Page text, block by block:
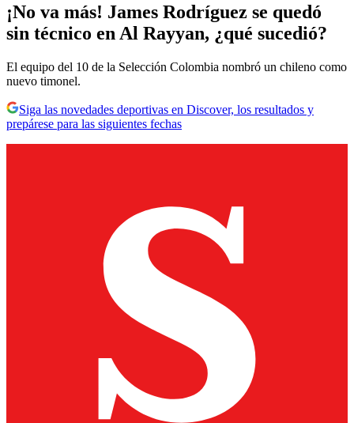
¡No va más! James Rodríguez se quedó
sin técnico en Al Rayyan, ¿qué sucedió?
El equipo del 10 de la Selección Colombia nombró un chileno como
nuevo timonel.
Siga las novedades deportivas en Discover, los resultados y
prepárese para las siguientes fechas